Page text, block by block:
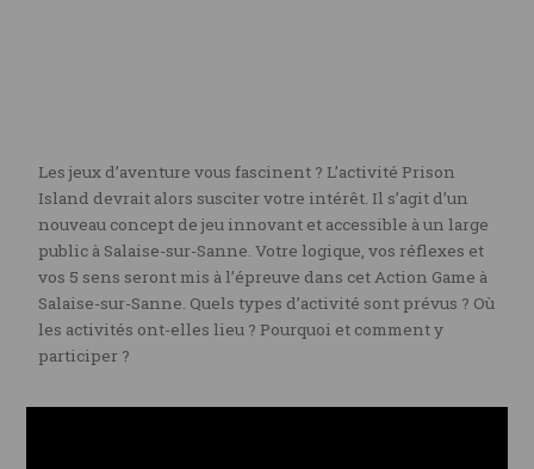
Les jeux d’aventure vous fascinent ? L’activité Prison
Island devrait alors susciter votre intérêt. Il s’agit d’un
nouveau concept de jeu innovant et accessible à un large
public à Salaise-sur-Sanne. Votre logique, vos réflexes et
vos 5 sens seront mis à l’épreuve dans cet Action Game à
Salaise-sur-Sanne. Quels types d’activité sont prévus ? Où
les activités ont-elles lieu ? Pourquoi et comment y
participer ?